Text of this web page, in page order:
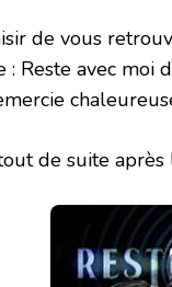
de vous
Reste avec moi
de suite